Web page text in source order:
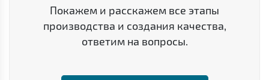
Покажем и расскажем все этапы
производства и создания качества,
ответим на вопросы.